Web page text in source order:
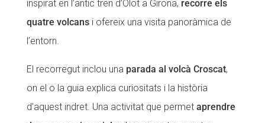
inspirat en l’antic tren d’Olot a Girona, recorre els
quatre volcansi ofereix una visita panoràmica de
l’entorn.
El recorregut inclou unaparada al volcà Croscat,
on el o la guia explica curiositats i la història
d’aquest indret. Una activitat que permet aprendre